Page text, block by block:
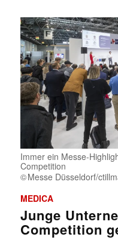
Immer ein Messe-
Competition
Messe Düsseldorf/
MEDICA
Junge
Competition